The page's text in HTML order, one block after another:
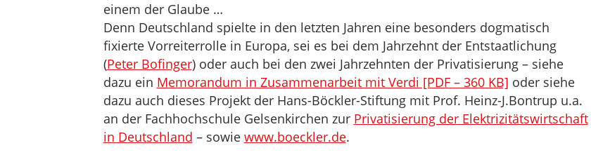
einem der Glaube …
Denn Deutschland spielte in den letzten Jahren eine besonders dogmatisch
fixierte Vorreiterrolle in Europa, sei es bei dem Jahrzehnt der Entstaatlichung
(Peter Bofinger) oder auch bei den zwei Jahrzehnten der Privatisierung – siehe
dazu ein Memorandum in Zusammenarbeit mit Verdi [PDF – 360 KB] oder siehe
dazu auch dieses Projekt der Hans-Böckler-Stiftung mit Prof. Heinz-J.Bontrup u.a.
an der Fachhochschule Gelsenkirchen zur Privatisierung der Elektrizitätswirtschaft
in Deutschland – sowie www.boeckler.de.